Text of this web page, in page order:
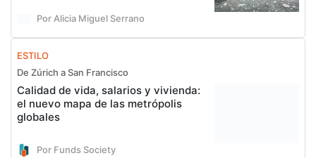
Por Alicia Miguel Serrano
ESTILO
De Zúrich a San Francisco
Calidad de vida, salarios y vivienda:
el nuevo mapa de las metrópolis
globales
Por Funds Society